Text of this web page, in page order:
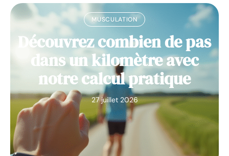
MUSCULATION
Découvrez combien de pas
dans un kilomètre avec
notre calcul pratique
27 juillet 2026